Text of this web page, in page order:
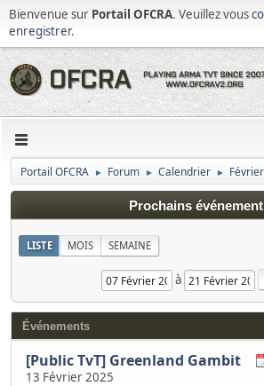
Bienvenue sur Portail OFCRA. Veuillez vous
enregistrer.
Portail OFCRA ► Forum ► Calendrier ►
Prochains
LISTE MOIS SEMAINE
à
Événements
[Public TvT] Greenland Gambit
13 Février 2025